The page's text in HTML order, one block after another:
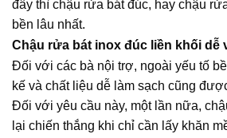
đây thì chậu rửa bát đúc, hay chậu
bền lâu nhất.
Chậu rửa bát inox đúc liền khối dễ
Đối với các bà nội trợ, ngoài yếu tố
kế và chất liệu dễ làm sạch cũng
Đối với yêu cầu này, một lần nữa,
lại chiến thắng khi chỉ cần lấy khăn